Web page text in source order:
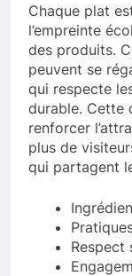
Chaque plat
l’empreinte
des produits.
peuvent se
qui respecte
durable. Cette
renforcer
plus de
qui partagent
Respect